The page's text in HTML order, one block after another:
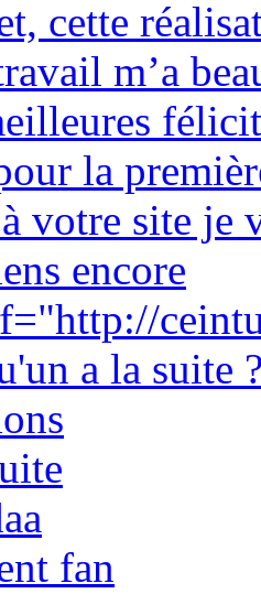
cette
m’a
la
votre site je
encore
a la suite
fan